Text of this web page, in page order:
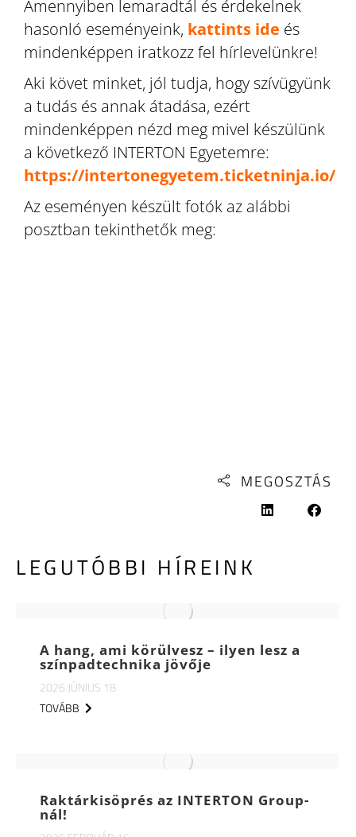
Amennyiben lemaradtál és érdekelnek
hasonló eseményeink, kattints ide és
mindenképpen iratkozz fel hírlevelünkre!
Aki követ minket, jól tudja, hogy szívügyünk
a tudás és annak átadása, ezért
mindenképpen nézd meg mivel készülünk
a következő INTERTON Egyetemre:
https://intertonegyetem.ticketninja.io/
Az eseményen készült fotók az alábbi
posztban tekinthetők meg:
MEGOSZTÁS
LEGUTÓBBI HÍREINK
A hang, ami körülvesz – ilyen lesz a
színpadtechnika jövője
2026 JÚNIUS 18
TOVÁBB
Raktárkisöprés az INTERTON Group-
nál!